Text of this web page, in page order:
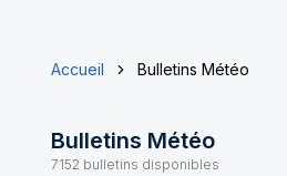
Accueil Bulletins Météo
Bulletins Météo
7152 bulletins disponibles